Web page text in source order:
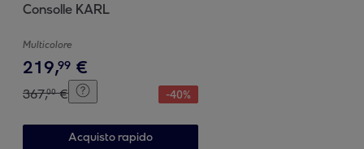
Consolle KARL
Multicolore
219,99 €
367,00 € -40%
Acquisto rapido